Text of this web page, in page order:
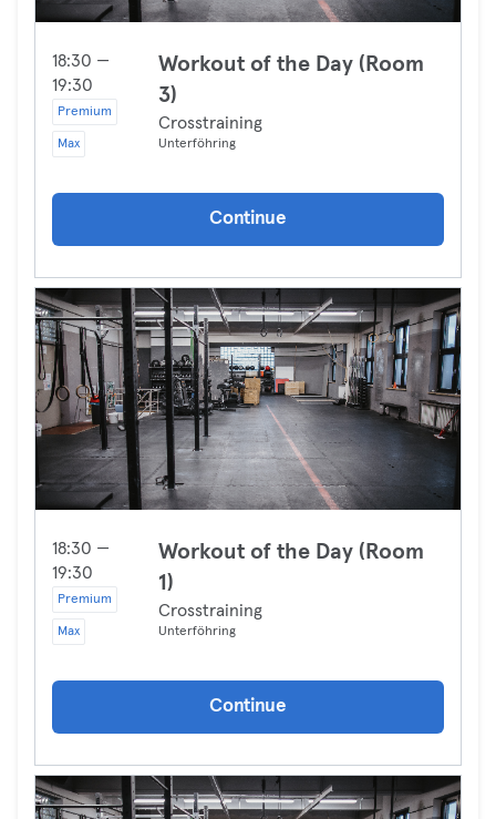
18:30 —
19:30
Premium
Max
Workout of the Day (Room
3)
Crosstraining
Unterföhring
Continue
18:30 —
19:30
Premium
Max
Workout of the Day (Room
1)
Crosstraining
Unterföhring
Continue